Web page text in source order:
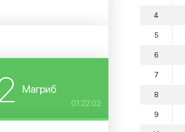
Магриб
01:22:02
4
5
6
7
8
9